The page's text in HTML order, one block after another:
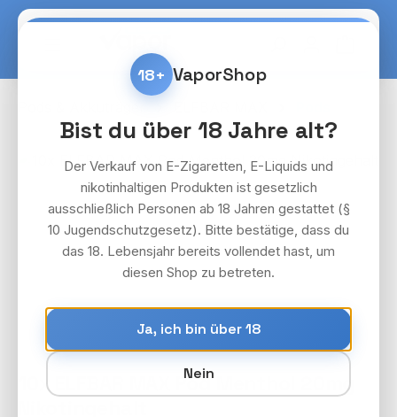
Zum Hauptinhalt springen
Bildergalerie überspringen
10x ELFBAR MAX Pod Menthol 20mg
18+ VaporShop
Bist du über 18 Jahre alt?
Der Verkauf von E-Zigaretten, E-Liquids und
nikotinhaltigen Produkten ist gesetzlich
ausschließlich Personen ab 18 Jahren gestattet (§
10 Jugendschutzgesetz). Bitte bestätige, dass du
das 18. Lebensjahr bereits vollendet hast, um
diesen Shop zu betreten.
Ja, ich bin über 18
Nein